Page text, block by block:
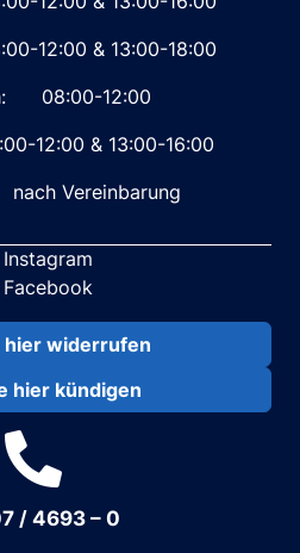
12:00 & 13:00-18:00
08:00-12:00
12:00 & 13:00-16:00
Vereinbarung
Instagram
Facebook
hier widerrufen
hier kündigen
/ 4693 – 0